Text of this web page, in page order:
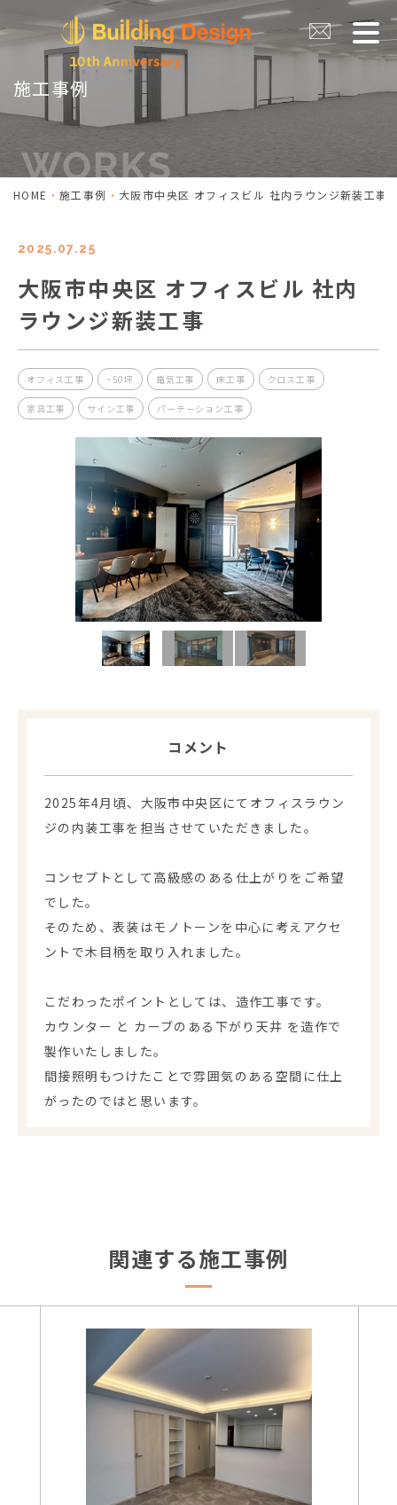
施工事例
HOME 施工事例 大阪市中央区 オフィスビル 社内ラウンジ新装工事
2025.07.25
大阪市中央区 オフィスビル 社内
ラウンジ新装工事
オフィス工事 ~50坪 電気工事 床工事 クロス工事
家具工事 サイン工事 パーテーション工事
コメント
2025年4月頃、大阪市中央区にてオフィスラウン
ジの内装工事を担当させていただきました。
コンセプトとして高級感のある仕上がりをご希望
でした。
そのため、表装はモノトーンを中心に考えアクセ
ントで木目柄を取り入れました。
こだわったポイントとしては、造作工事です。
カウンター と カーブのある下がり天井 を造作で
製作いたしました。
間接照明もつけたことで雰囲気のある空間に仕上
がったのではと思います。
関連する施工事例